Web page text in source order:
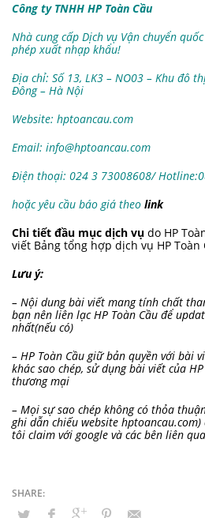
Công ty TNHH HP Toàn Cầu
Nhà cung cấp Dịch vụ Vận chuyển
phép xuất nhạp khẩu!
Địa chỉ: Số 13, LK3 – NO03 – Khu đô
Đông – Hà Nội
Website: hptoancau.com
Email: info@hptoancau.com
Điện thoại: 024 3 73008608/
hoặc yêu cầu báo giá theo link
Chi tiết đầu mục dịch vụ do HP
viết Bảng tổng hợp dịch vụ HP Toàn
Lưu ý:
– Nội dung bài viết mang tính chất
bạn nên liên lạc HP Toàn Cầu để
nhất(nếu có)
– HP Toàn Cầu giữ bản quyền với bài
khác sao chép, sử dụng bài viết của
thương mại
– Mọi sự sao chép không có thỏa
ghi dẫn chiếu website
tôi claim với google và các bên liên